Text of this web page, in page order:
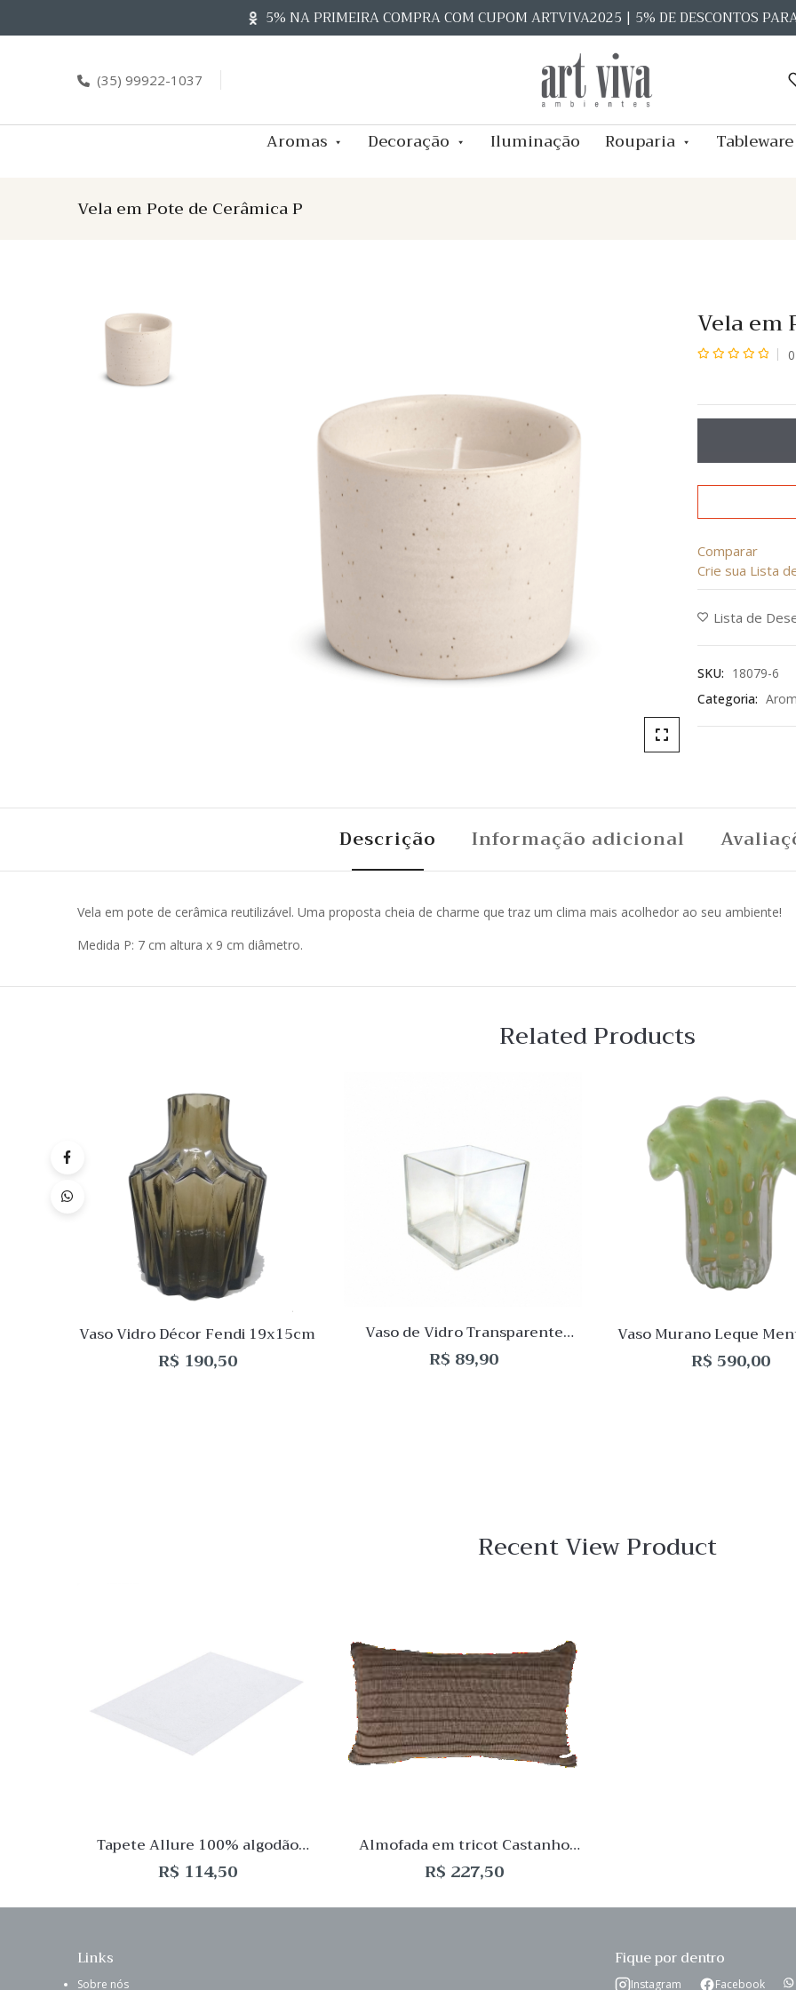
5% NA PRIMEIRA COMPRA COM CUPOM ARTVIVA2025 | 5% DE DESCONTOS
(35) 99922-1037
Aromas Decoração Iluminação Rouparia Tableware
Vela em Pote de Cerâmica P
Vela em
de
0
Comparar
Crie sua Lista
Lista de
SKU: 18079-6
Categoria:
Descrição Informação adicional
Vela em pote de cerâmica reutilizável. Uma proposta cheia de charme que traz um clima mais acolhedor ao seu ambiente!
Medida P: 7 cm altura x 9 cm diâmetro.
Related Products
Comparar
Vaso Vidro Décor Fendi 19x15cm
R$ 190,50
Quick View
Lista
de
Desejo
Vaso de Vidro Transparente
Quadrado 15x15x15cm
R$ 89,90
Vaso Murano Leque
Ouro
R$590,00
Recent View Product
Quick View
Lista
de
Desejo
Comparar
Quick
View
Tapete Allure 100% algodão
48x80cm Branco
R$ 114,50
Almofada em tricot Castanho
35x52cm
R$ 227,50
Links
Sobre nós
Fique por dentro
Instagram Facebook